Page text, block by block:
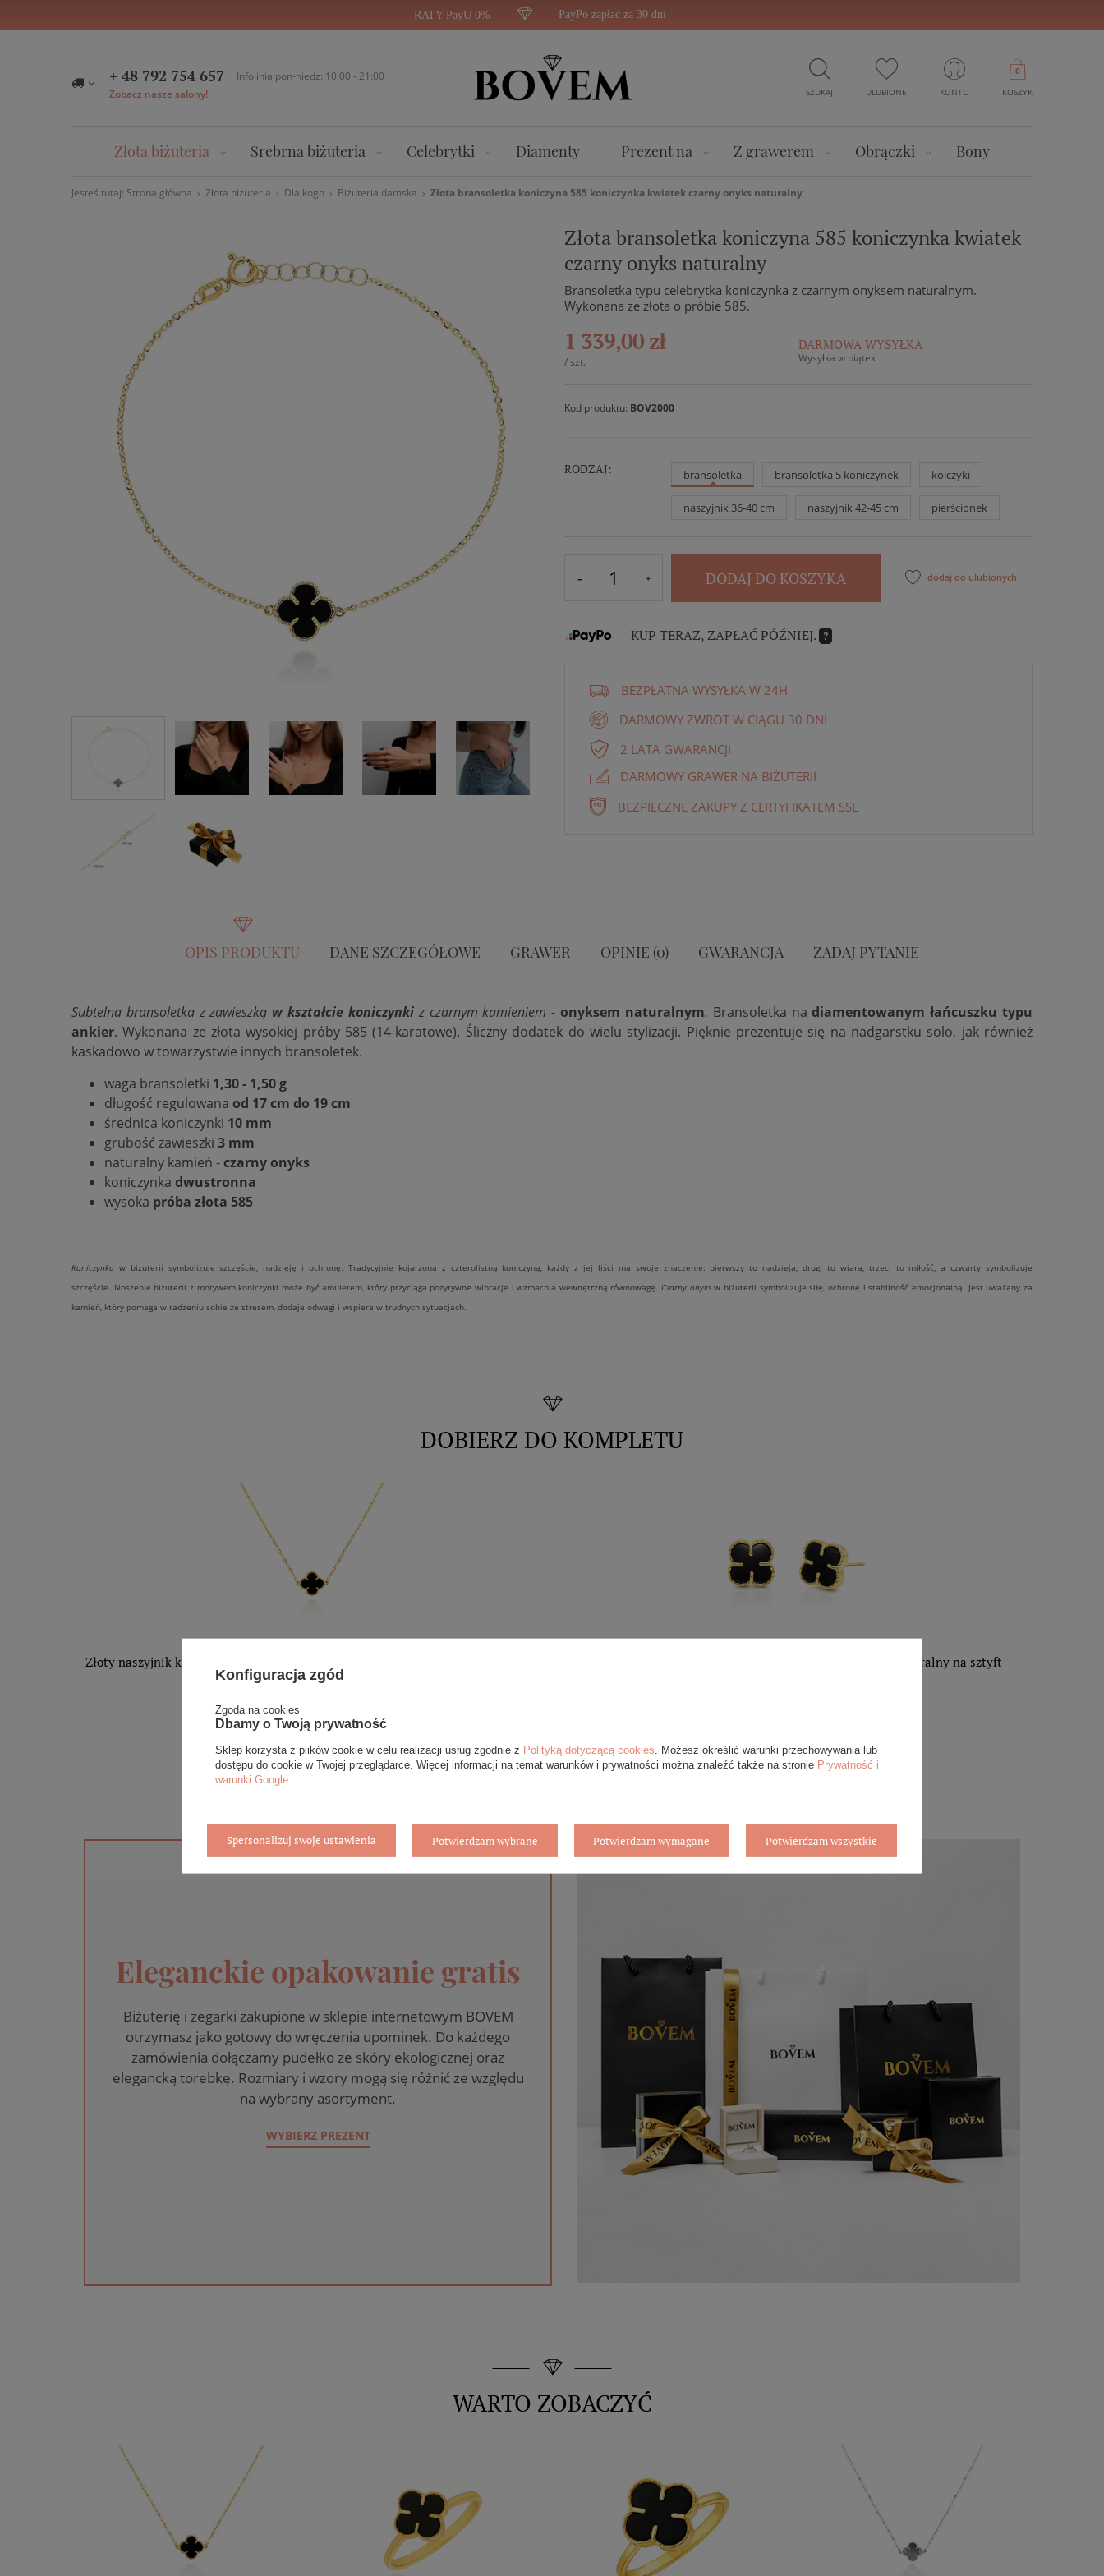
RATY PayU 0% PayPo zapłać za 30 dni
+ 48 792 754 657
Infolinia pon-niedz: 10:00 - 21:00
Zobacz nasze salony!
SZUKAJ ULUBIONE KONTO KOSZYK
0
Złota biżuteria Srebrna biżuteria Celebrytki Diamenty Prezent na Z grawerem Obrączki Bony
Jesteś tutaj: Strona główna Złota biżuteria Dla kogo Biżuteria damska Złota bransoletka koniczyna 585 koniczynka kwiatek czarny onyks naturalny
Złota bransoletka koniczyna 585 koniczynka kwiatek
czarny onyks naturalny
Bransoletka typu celebrytka koniczynka z czarnym onyksem naturalnym.
Wykonana ze złota o próbie 585.
1 339,00 zł
/ szt.
DARMOWA WYSYŁKA
Wysyłka w piątek
Kod produktu: BOV2000
RODZAJ: bransoletka bransoletka 5 koniczynek kolczyki
naszyjnik 36-40 cm naszyjnik 42-45 cm pierścionek
DODAJ DO KOSZYKA dodaj do ulubionych
KUP TERAZ, ZAPŁAĆ PÓŹNIEJ. ?
BEZPŁATNA WYSYŁKA W 24H
DARMOWY ZWROT W CIĄGU 30 DNI
2 LATA GWARANCJI
DARMOWY GRAWER NA BIŻUTERII
BEZPIECZNE ZAKUPY Z CERTYFIKATEM SSL
OPIS PRODUKTU DANE SZCZEGÓŁOWE GRAWER OPINIE (0) GWARANCJA ZADAJ PYTANIE
Subtelna bransoletka z zawieszką w kształcie koniczynkiz czarnym kamieniem -onyksem naturalnym. Bransoletka na diamentowanym łańcuszku typu
ankier. Wykonana ze złota wysokiej próby 585 (14-karatowe). Śliczny dodatek do wielu stylizacji. Pięknie prezentuje się na nadgarstku solo, jak również
kaskadowo w towarzystwie innych bransoletek.
waga bransoletki 1,30 - 1,50 g
długość regulowana od 17 cm do 19 cm
średnica koniczynki 10 mm
grubość zawieszki 3 mm
naturalny kamień -czarny onyks
koniczynka dwustronna
wysoka próba złota 585
Koniczynka w biżuterii symbolizuje szczęście, nadzieję i ochronę. Tradycyjnie kojarzona z czterolistną koniczyną, każdy z jej liści ma swoje znaczenie: pierwszy to nadzieja, drugi to wiara, trzeci to miłość, a czwarty symbolizuje
szczęście. Noszenie biżuterii z motywem koniczynki może być amuletem, który przyciąga pozytywne wibracje i wzmacnia wewnętrzną równowagę. Czarny onyksw biżuterii symbolizuje siłę, ochronę i stabilność emocjonalną. Jest uważany za
kamień, który pomaga w radzeniu sobie ze stresem, dodaje odwagi i wspiera w trudnych sytuacjach.
DOBIERZ DO KOMPLETU
Złoty naszyjnik koniczyna 585 koniczynka kwiatek czarny onyks naturalny 42-45
cm
1 999,00 zł
KOSZYKA
Złote kolczyki koniczyny 585 koniczynki kwiatki onyks naturalny na sztyft
KOSZYKA
Eleganckie opakowanie gratis
Biżuterię i zegarki zakupione w sklepie internetowym BOVEM
otrzymasz jako gotowy do wręczenia upominek. Do każdego
zamówienia dołączamy pudełko ze skóry ekologicznej oraz
elegancką torebkę. Rozmiary i wzory mogą się różnić ze względu
na wybrany asortyment.
WYBIERZ PREZENT
WARTO ZOBACZYĆ
Konfiguracja zgód
Zgoda na cookies
Dbamy o Twoją prywatność
Sklep korzysta z plików cookie w celu realizacji usług zgodnie z Polityką dotyczącą cookies . Możesz określić warunki przechowywania lub
dostępu do cookie w Twojej przeglądarce. Więcej informacji na temat warunków i prywatności można znaleźć także na stronie Prywatność i
warunki Google
Spersonalizuj swoje ustawienia Potwierdzam wybrane Potwierdzam wymagane Potwierdzam wszystkie